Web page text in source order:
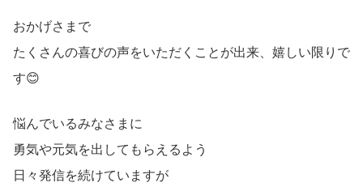
おかげさまで
たくさんの喜びの声をいただくことが出来、嬉しい限りで
す😊
悩んでいるみなさまに
勇気や元気を出してもらえるよう
日々発信を続けていますが